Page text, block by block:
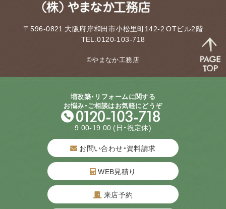
〒596-0821 大阪府岸和田市小松里町142-2 OTビル2階
TEL.0120-103-718
©やまなか工務店
増改築・リフォームに関する
お悩み・ご相談はお気軽にどうぞ
9:00-19:00 (日・祝定休)
お問い合わせ・資料請求
WEB見積り
来店予約